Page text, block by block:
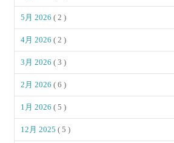
5月 2026( 2 )
4月 2026( 2 )
3月 2026( 3 )
2月 2026( 6 )
1月 2026( 5 )
12月 2025( 5 )